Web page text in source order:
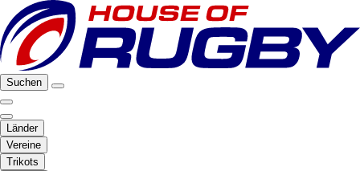
Suchen
Länder
Vereine
Trikots